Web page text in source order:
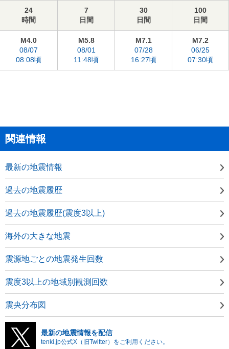
24
時間
7
日間
30
日間
100
日間
M4.0
08/07
08:08頃
M5.8
08/01
11:48頃
M7.1
07/28
16:27頃
M7.2
06/25
07:30頃
関連情報
最新の地震情報
過去の地震履歴
過去の地震履歴(震度3以上)
海外の大きな地震
震源地ごとの地震発生回数
震度3以上の地域別観測回数
震央分布図
最新の地震情報を配信
tenki.jp公式X（旧Twitter）をご利用ください。